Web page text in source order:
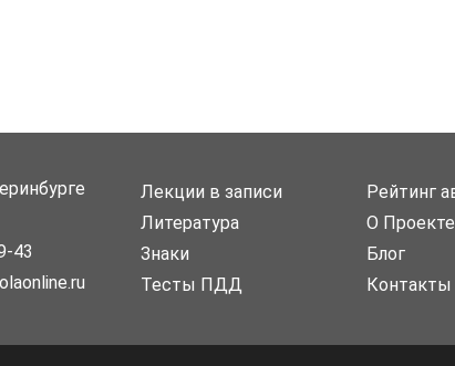
43
Лекции в записи
Литература
Знаки
Тесты ПДД
Рейтинг
О Проекте
Блог
Контакты